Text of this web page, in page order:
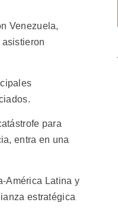
Venezuela,
para
entra en una
América Latina y
estratégica